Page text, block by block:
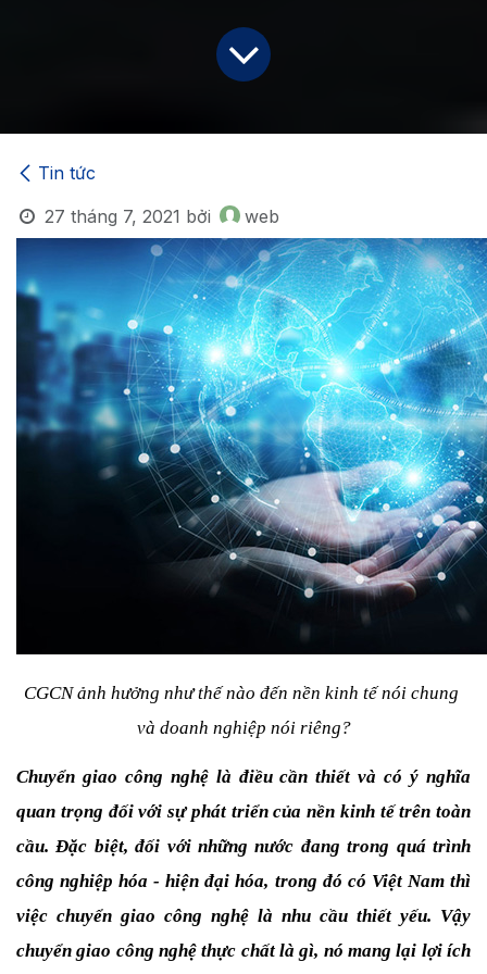
Tin tức
27 tháng 7, 2021 bởi web
CGCN ảnh hưởng như thế nào đến nền kinh tế nói chung
và doanh nghiệp nói riêng?
Chuyển giao công nghệ là điều cần thiết và có ý nghĩa
quan trọng đối với sự phát triển của nền kinh tế trên toàn
cầu. Đặc biệt, đối với những nước đang trong quá trình
công nghiệp hóa - hiện đại hóa, trong đó có Việt Nam thì
việc chuyển giao công nghệ là nhu cầu thiết yếu. Vậy
chuyển giao công nghệ thực chất là gì, nó mang lại lợi ích